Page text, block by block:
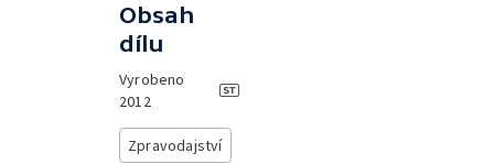
Obsah
dílu
Vyrobeno
2012
Zpravodajství